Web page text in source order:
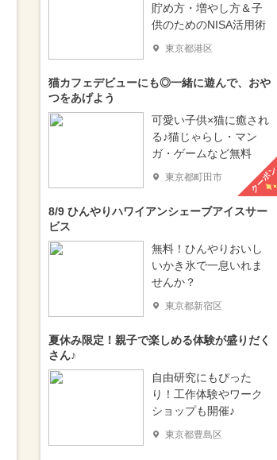
貯め方・増やし方＆子
供のためのNISA活用術
東京都港区
猫カフェデビューにも◎一緒に遊んで、おや
つをあげよう
可愛い子供×猫に癒され
る♪猫じゃらし・マン
ガ・ゲームなど無料
東京都町田市 クーポン
8/9 ひんやりハワイアンシェーブアイスサー
ビス
無料！ひんやりおいし
いかき氷で一息いれま
せんか？
東京都新宿区
夏休み限定！親子で楽しめる体験が盛りだく
さん♪
自由研究にもぴった
り！工作体験やワーク
ショップも開催♪
東京都豊島区